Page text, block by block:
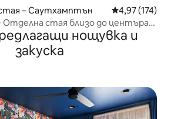
– Саутхамптън Средна
4,97 (174)
Отделна стая близо до центъра
нощувка и
закуска